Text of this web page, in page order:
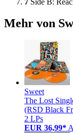
Mehr von
Sweet
The Lost
(RSD Black
2 LPs
EUR 36,99*